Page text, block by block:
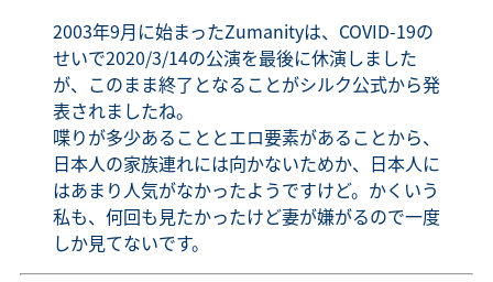
2003年9月に始まったZumanityは、COVID-19の
せいで2020/3/14の公演を最後に休演しました
が、このまま終了となることがシルク公式から発
表されましたね。
喋りが多少あることとエロ要素があることから、
日本人の家族連れには向かないためか、日本人に
はあまり人気がなかったようですけど。かくいう
私も、何回も見たかったけど妻が嫌がるので一度
しか見てないです。